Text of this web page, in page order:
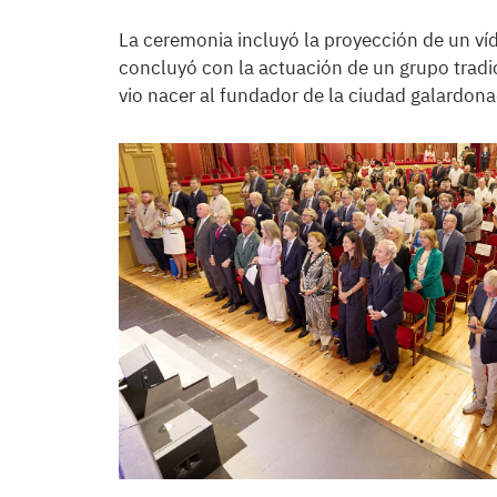
La ceremonia incluyó la proyección de un
concluyó con la actuación de un grupo
vio nacer al fundador de la ciudad